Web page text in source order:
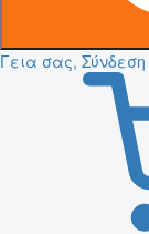
Γεια σας, Σύνδεση